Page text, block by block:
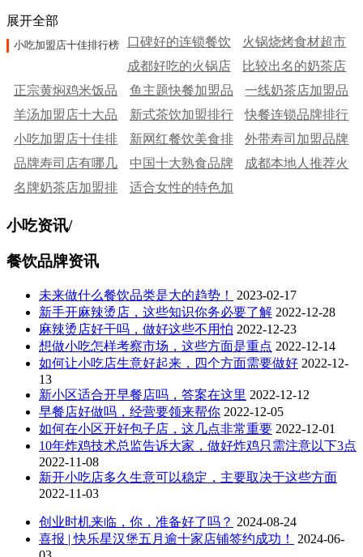
展开全部
小吃加盟店十佳排行榜
口碑好的连锁餐饮
品牌
火锅烧烤食材超市
品牌十大排名
成都好吃的火锅店
排名
比较出名的奶茶店
品牌
正宗黄焖鸡米饭品
牌排行榜
鱼主题快餐加盟品
牌
一线奶茶店加盟品
牌有哪些
羊汤加盟店十大品
牌
新式茶饮加盟排行
榜
快餐连锁品牌排行
榜
小吃加盟店十佳排
行榜
新网红餐饮美食排
行榜
外带寿司加盟品牌
十大排行榜
品牌寿司店有哪几
家
中国十大熟食品牌
成都本地人推荐火
名牌奶茶店加盟排
适合女性的特色加
小吃资讯/
餐饮品牌资讯
未来做什么餐饮品类是大的趋势！
2023-02-17
新手开麻辣烫店，这些知识你务必要了解 2022-12-28
麻辣烫店好干吗，做好这些不用怕 2022-12-23
想做小吃怎样考察市场，这些方面是重点 2022-12-14
如何让小吃店生意好起来，四个方面需要做好 2022-12-
13
新小区适合开早餐店吗，答案在这里 2022-12-12
早餐店好做吗，经营要领来帮你 2022-12-05
如何在小区开好包子店，这几点非常重要 2022-12-01
10年炸鸡技术总监告诉大家，做好炸鸡只需注意以下3点
2022-11-08
新开小吃店多久生意可以稳定，主要取决于这些方面
2022-11-03
创业时机来临，你，准备好了吗？ 2024-08-24
喜报 | 快乐星汉堡五月逾十家店铺签约成功！
2024-06-